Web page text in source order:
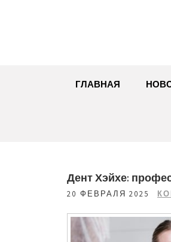
ГЛАВНАЯ
Дент Хэйхе:
20 ФЕВРАЛЯ 2025